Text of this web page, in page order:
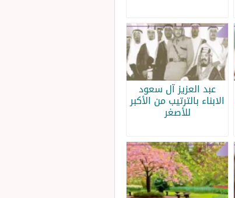
عبد العزيز آل سعود
الابناء بالترتيب من الأكبر
للأصغر